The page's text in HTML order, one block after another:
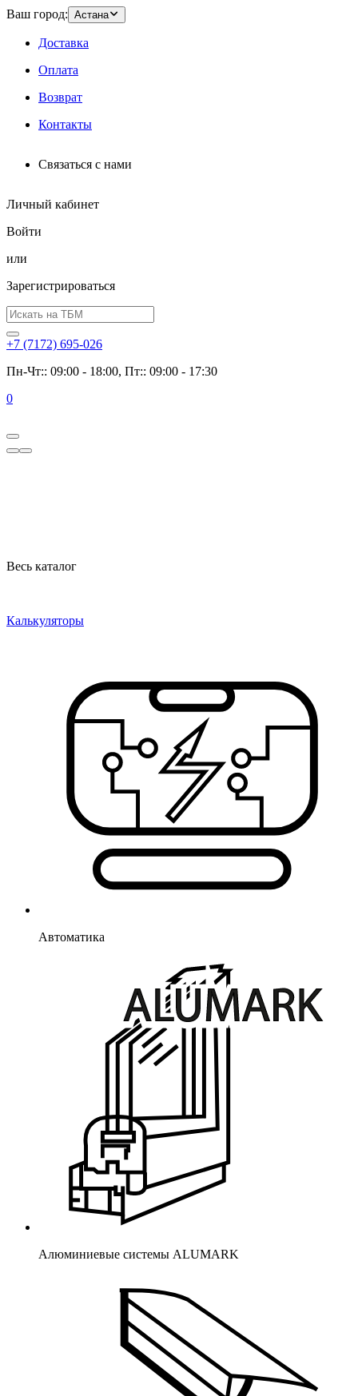
Ваш город: Астана
Доставка
Оплата
Возврат
Контакты
Связаться с нами
Личный кабинет
Войти
или
Зарегистрироваться
+7 (7172) 695-026
Пн-Чт:: 09:00 - 18:00, Пт:: 09:00 - 17:30
0
Весь каталог
Калькуляторы
Автоматика
Алюминиевые системы ALUMARK